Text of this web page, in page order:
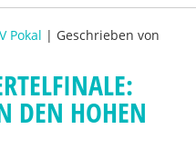
Pokal | Geschrieben von
DEN HOHEN